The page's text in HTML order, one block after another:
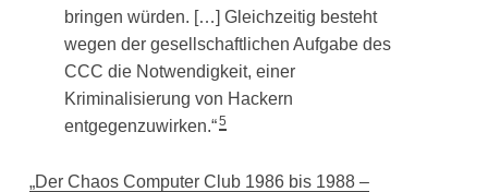
bringen würden. […] Gleichzeitig besteht
wegen der gesellschaftlichen Aufgabe des
CCC die Notwendigkeit, einer
Kriminalisierung von Hackern
entgegenzuwirken.“5
„Der Chaos Computer Club 1986 bis 1988 –